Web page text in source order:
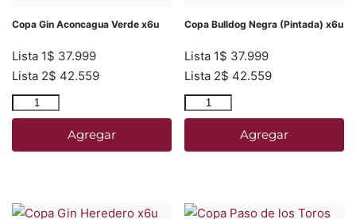
Copa Gin Aconcagua Verde x6u
Lista 1$ 37.999
Lista 2$ 42.559
Agregar
Copa Bulldog Negra (Pintada) x6u
Lista 1$ 37.999
Lista 2$ 42.559
Agregar